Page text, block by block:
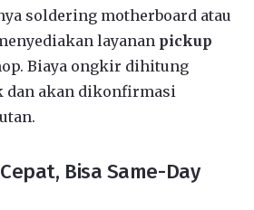
soldering motherboard atau
layanan pickup
Biaya ongkir dihitung
dan akan dikonfirmasi
Bisa Same-Day